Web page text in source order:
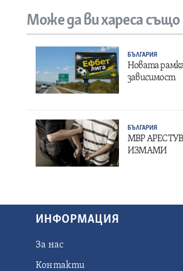
Може да ви хареса също
БЪЛГАРИЯ
Новата
зависимост
БЪЛГАРИЯ
МВР
ИЗМАМИ
ИНФОРМАЦИЯ
За нас
Контакти